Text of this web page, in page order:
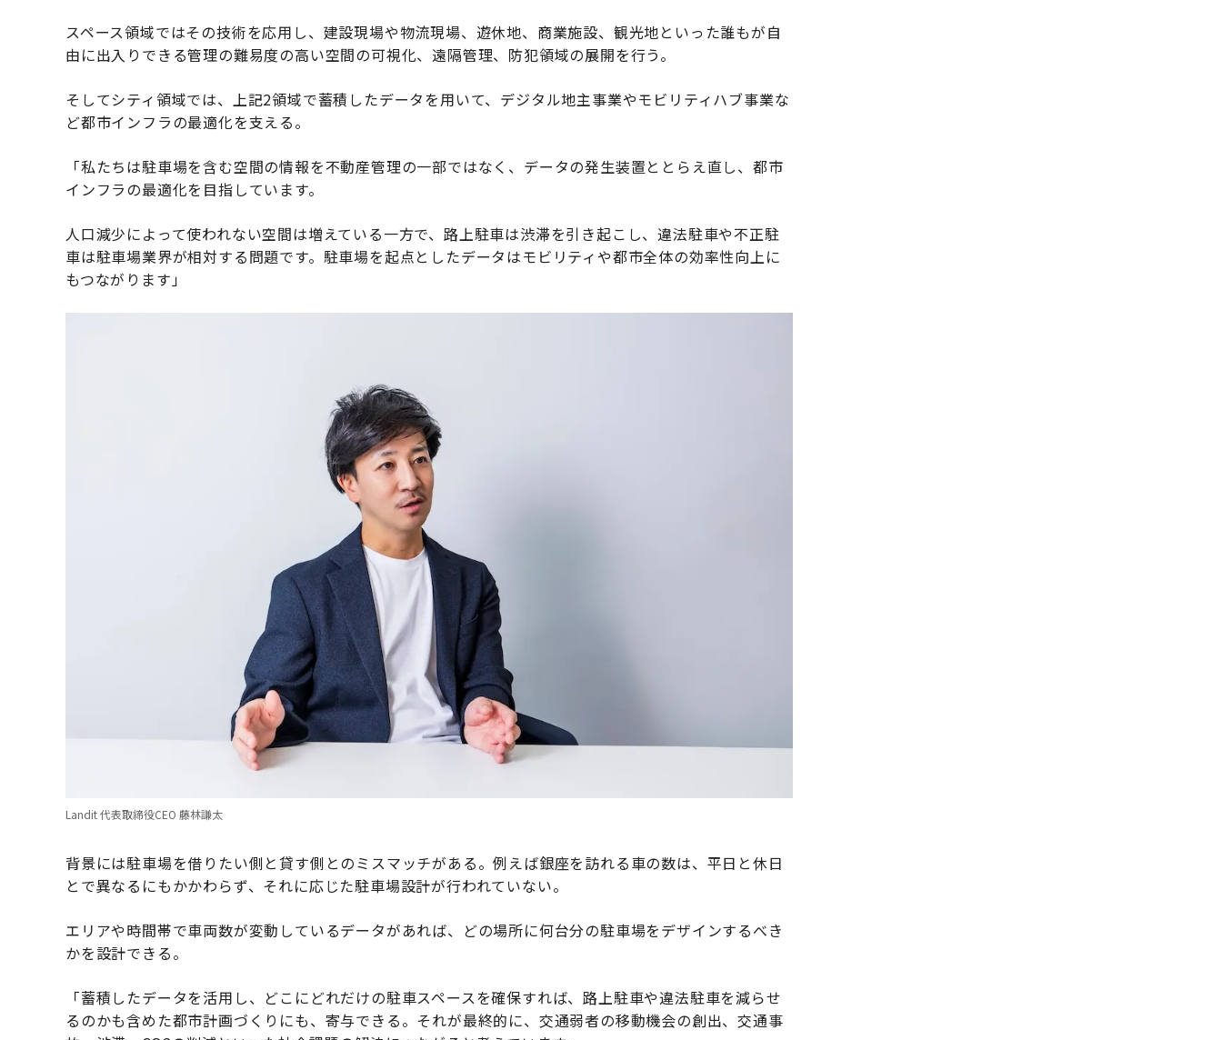
スペース領域ではその技術を応用し、建設現場や物流現場、遊休地、商業施設、観光地といった誰もが自
由に出入りできる管理の難易度の高い空間の可視化、遠隔管理、防犯領域の展開を行う。
そしてシティ領域では、上記2領域で蓄積したデータを用いて、デジタル地主事業やモビリティハブ事業な
ど都市インフラの最適化を支える。
「私たちは駐車場を含む空間の情報を不動産管理の一部ではなく、データの発生装置ととらえ直し、都市
インフラの最適化を目指しています。
人口減少によって使われない空間は増えている一方で、路上駐車は渋滞を引き起こし、違法駐車や不正駐
車は駐車場業界が相対する問題です。駐車場を起点としたデータはモビリティや都市全体の効率性向上に
もつながります」
Landit 代表取締役CEO 藤林謙太
背景には駐車場を借りたい側と貸す側とのミスマッチがある。例えば銀座を訪れる車の数は、平日と休日
とで異なるにもかかわらず、それに応じた駐車場設計が行われていない。
エリアや時間帯で車両数が変動しているデータがあれば、どの場所に何台分の駐車場をデザインするべき
かを設計できる。
「蓄積したデータを活用し、どこにどれだけの駐車スペースを確保すれば、路上駐車や違法駐車を減らせ
るのかも含めた都市計画づくりにも、寄与できる。それが最終的に、交通弱者の移動機会の創出、交通事